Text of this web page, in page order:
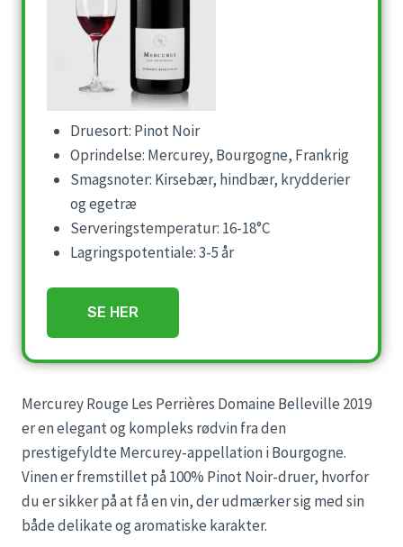
Druesort: Pinot Noir
Oprindelse: Mercurey, Bourgogne, Frankrig
Smagsnoter: Kirsebær, hindbær, krydderier
og egetræ
Serveringstemperatur: 16-18°C
Lagringspotentiale: 3-5 år
SE HER
Mercurey Rouge Les Perrières Domaine Belleville 2019
er en elegant og kompleks rødvin fra den
prestigefyldte Mercurey-appellation i Bourgogne.
Vinen er fremstillet på 100% Pinot Noir-druer, hvorfor
du er sikker på at få en vin, der udmærker sig med sin
både delikate og aromatiske karakter.